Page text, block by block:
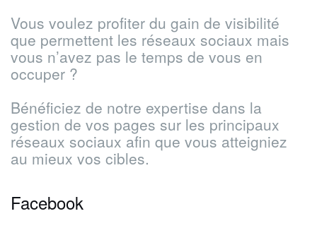
Vous voulez profiter du gain de visibilité
que permettent les réseaux sociaux mais
vous n’avez pas le temps de vous en
occuper ?
Bénéficiez de notre expertise dans la
gestion de vos pages sur les principaux
réseaux sociaux afin que vous atteigniez
au mieux vos cibles.
Facebook